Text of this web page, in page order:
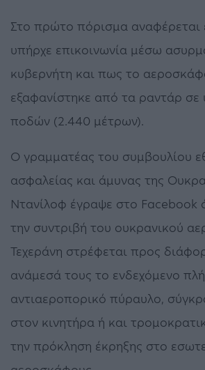
Στο πρώτο πόρισμα αναφέρεται
υπήρχε επικοινωνία μέσω
κυβερνήτη και πως το
εξαφανίστηκε από τα ραντάρ
ποδών (2.440 μέτρων).
Ο γραμματέας του συμβουλίου
ασφαλείας και άμυνας της
Ντανίλοφ έγραψε στο Facebook
την συντριβή του ουκρανικού
Τεχεράνη στρέφεται προς
ανάμεσά τους το ενδεχόμενο
αντιαεροπορικό πύραυλο,
στον κινητήρα ή και
την πρόκληση έκρηξης στο